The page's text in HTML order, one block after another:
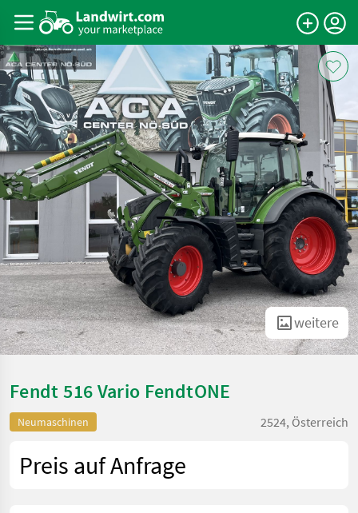
weitere
Fendt 516 Vario FendtONE
Neumaschinen 2524, Österreich
Preis auf Anfrage